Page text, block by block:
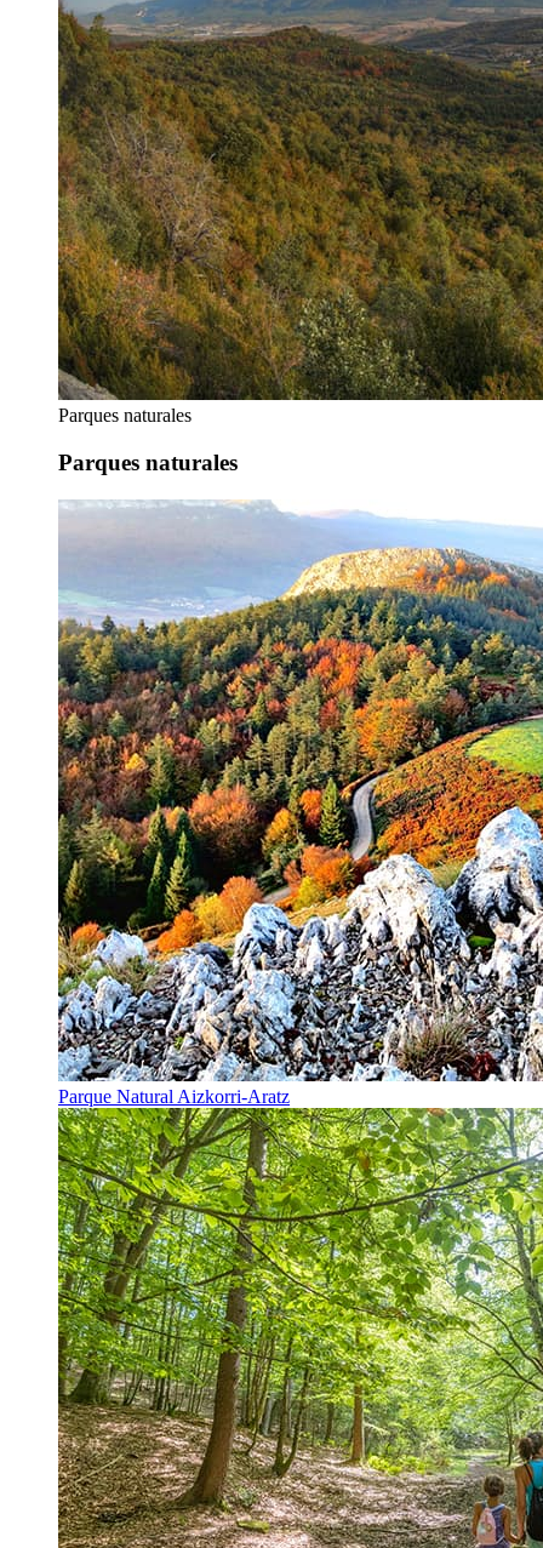
Parques naturales
Parques naturales
Parque Natural Aizkorri-Aratz